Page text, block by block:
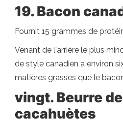
19. Bacon
Fournit 15 grammes de
Venant de l'arrière le plus
de style canadien a environ
matières grasses que le
vingt. Beurre de
cacahuètes